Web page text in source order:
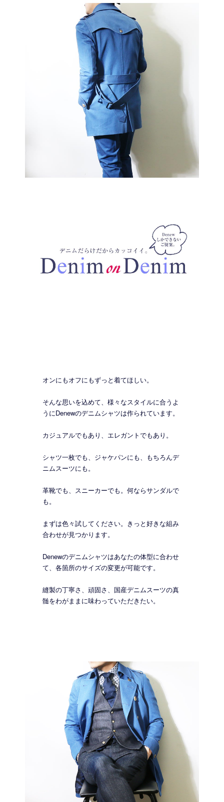
オンにもオフにもずっと着てほしい。
そんな思いを込めて、様々なスタイルに合うよ
うにDenewのデニムシャツは作られています。
カジュアルでもあり、エレガントでもあり。
シャツ一枚でも、ジャケパンにも、もちろんデ
ニムスーツにも。
革靴でも、スニーカーでも。何ならサンダルで
も。
まずは色々試してください。きっと好きな組み
合わせが見つかります。
Denewのデニムシャツはあなたの体型に合わせ
て、各箇所のサイズの変更が可能です。
縫製の丁寧さ、頑固さ、国産デニムスーツの真
髄をわがままに味わっていただきたい。